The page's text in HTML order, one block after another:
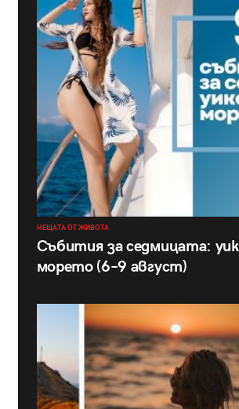
НЕЩАТА ОТ ЖИВОТА
Събития за седмицата:
морето (6–9 август)